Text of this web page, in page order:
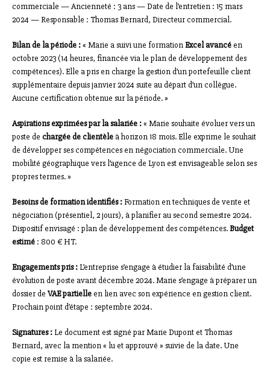
commerciale — Ancienneté : 3 ans — Date de l’entretien : 15 mars
2024 — Responsable : Thomas Bernard, Directeur commercial.
Bilan de la période :« Marie a suivi une formationExcel avancéen
octobre 2023 (14 heures, financée via le plan de développement des
compétences). Elle a pris en charge la gestion d’un portefeuille client
supplémentaire depuis janvier 2024 suite au départ d’un collègue.
Aucune certification obtenue sur la période. »
Aspirations exprimées par la salariée :« Marie souhaite évoluer vers un
poste de chargée de clientèleà horizon 18 mois. Elle exprime le souhait
de développer ses compétences en négociation commerciale. Une
mobilité géographique vers l’agence de Lyon est envisageable selon ses
propres termes. »
Besoins de formation identifiés :Formation en techniques de vente et
négociation (présentiel, 2 jours), à planifier au second semestre 2024.
Dispositif envisagé : plan de développement des compétences.Budget
estimé : 800 € HT.
Engagements pris :L’entreprise s’engage à étudier la faisabilité d’une
évolution de poste avant décembre 2024. Marie s’engage à préparer un
dossier de VAE partielleen lien avec son expérience en gestion client.
Prochain point d’étape : septembre 2024.
Signatures :Le document est signé par Marie Dupont et Thomas
Bernard, avec la mention « lu et approuvé » suivie de la date. Une
copie est remise à la salariée.